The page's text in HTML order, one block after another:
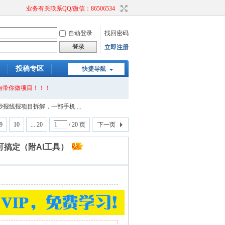
业务有关联系QQ/微信：86506534
自动登录
找回密码
登录
立即注册
快捷导航
投稿专区
你做项目！！！
报线报项目拆解，一部手机 ...
9 10 ... 20 / 20 页 下一页
定（附AI工具）